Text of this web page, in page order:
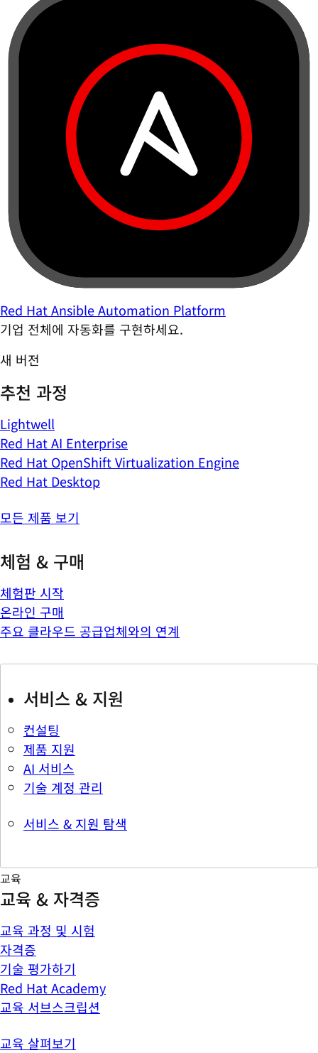
Red Hat Ansible Automation Platform
기업 전체에 자동화를 구현하세요.
새 버전
추천 과정
Lightwell
Red Hat AI Enterprise
Red Hat OpenShift Virtualization Engine
Red Hat Desktop
모든 제품 보기
체험 & 구매
체험판 시작
온라인 구매
주요 클라우드 공급업체와의 연계
서비스 & 지원
컨설팅
제품 지원
AI 서비스
기술 계정 관리
서비스 & 지원 탐색
교육
교육 & 자격증
교육 과정 및 시험
자격증
기술 평가하기
Red Hat Academy
교육 서브스크립션
교육 살펴보기